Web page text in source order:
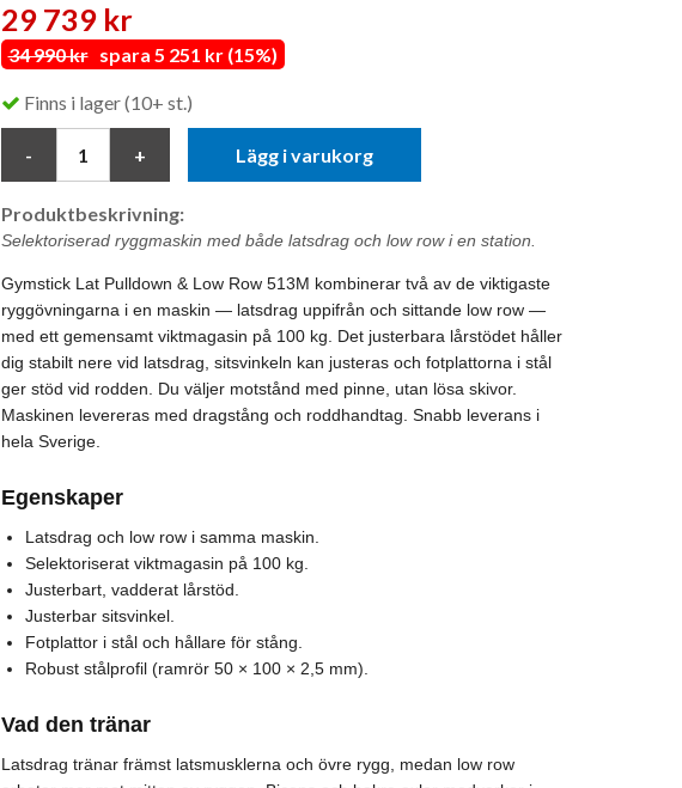
29 739 kr
34 990 krspara 5 251 kr (15%)
Finns i lager (10+ st.)
Lägg i varukorg
Produktbeskrivning:
Selektoriserad ryggmaskin med både latsdrag och low row i en station.
Gymstick Lat Pulldown & Low Row 513M kombinerar två av de viktigaste
ryggövningarna i en maskin — latsdrag uppifrån och sittande low row —
med ett gemensamt viktmagasin på 100 kg. Det justerbara lårstödet håller
dig stabilt nere vid latsdrag, sitsvinkeln kan justeras och fotplattorna i stål
ger stöd vid rodden. Du väljer motstånd med pinne, utan lösa skivor.
Maskinen levereras med dragstång och roddhandtag. Snabb leverans i
hela Sverige.
Egenskaper
Latsdrag och low row i samma maskin.
Selektoriserat viktmagasin på 100 kg.
Justerbart, vadderat lårstöd.
Justerbar sitsvinkel.
Fotplattor i stål och hållare för stång.
Robust stålprofil (ramrör 50 × 100 × 2,5 mm).
Vad den tränar
Latsdrag tränar främst latsmusklerna och övre rygg, medan low row